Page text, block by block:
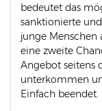
bedeutet das
sanktionierte
junge Menschen
eine zweite
Angebot seitens
unterkommen
Einfach beendet.